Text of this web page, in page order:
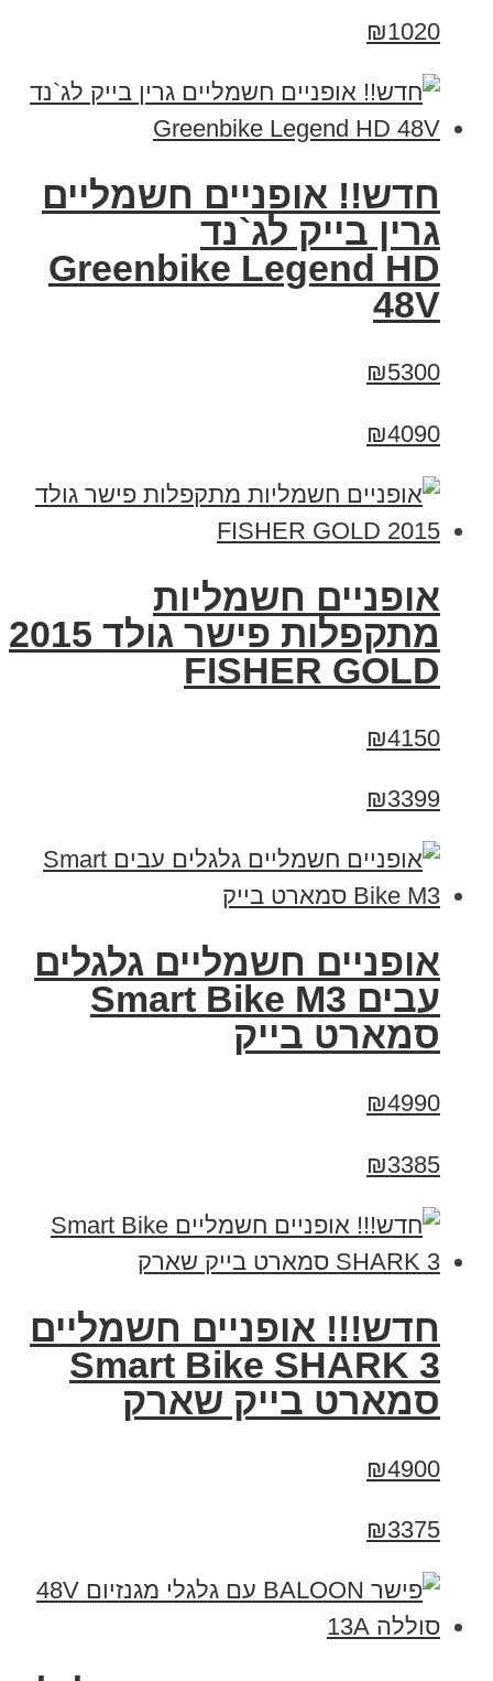
₪1020
חדש!! אופניים חשמליים
גרין בייק לג`נד
Greenbike Legend HD
48V
₪5300
₪4090
אופניים חשמליות
מתקפלות פישר גולד 2015
FISHER GOLD
₪4150
₪3399
אופניים חשמליים גלגלים
עבים Smart Bike M3
סמארט בייק
₪4990
₪3385
חדש!!! אופניים חשמליים
Smart Bike SHARK 3
סמארט בייק שארק
₪4900
₪3375